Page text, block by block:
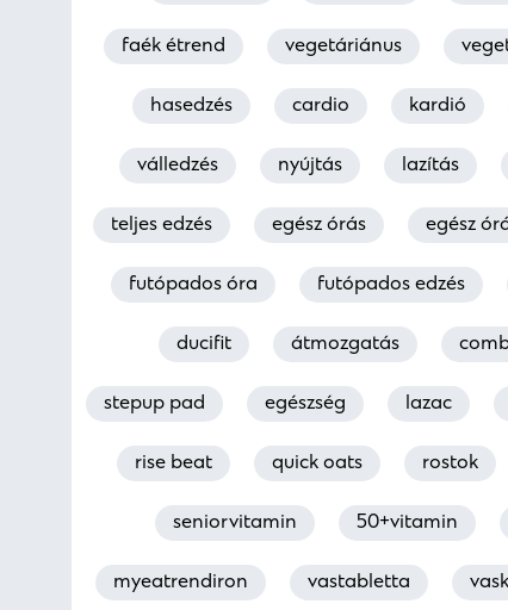
faék étrend vegetáriánus
hasedzés cardio kardió
válledzés nyújtás lazítás
teljes edzés egész órás egész
futópados óra futópados edzés
ducifit átmozgatás
stepup pad egészség lazac
rise beat quick oats rostok
seniorvitamin 50+vitamin
myeatrendiron vastabletta